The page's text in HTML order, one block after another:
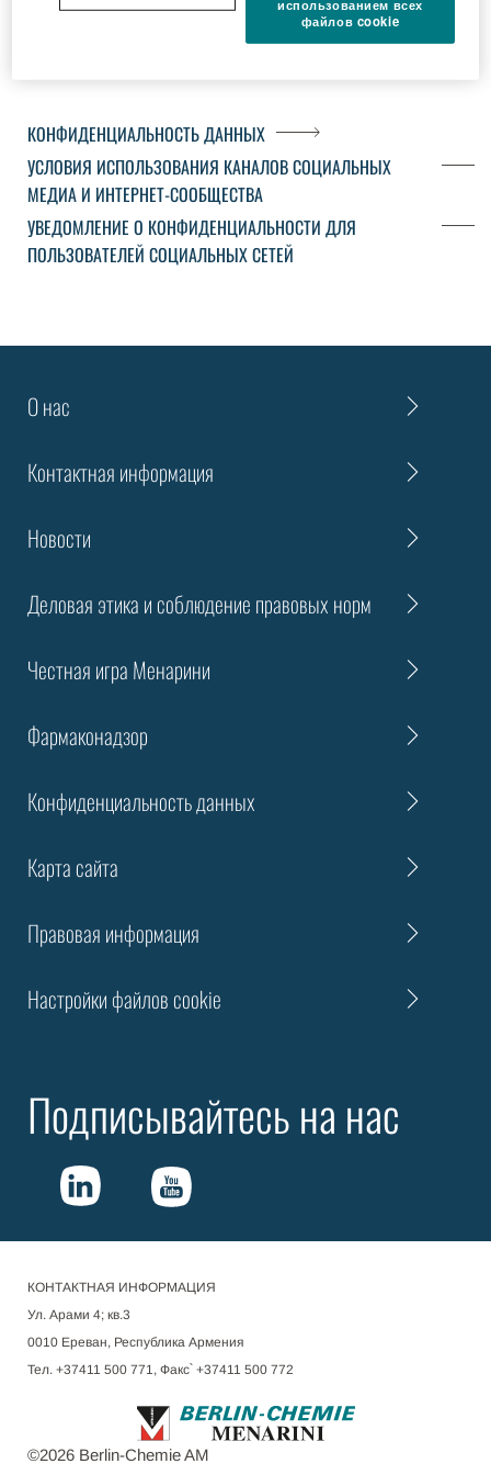
КОНФИДЕНЦИАЛЬНОСТЬ ДАННЫХ
УСЛОВИЯ ИСПОЛЬЗОВАНИЯ КАНАЛОВ СОЦИАЛЬНЫХ
МЕДИА И ИНТЕРНЕТ-СООБЩЕСТВА
УВЕДОМЛЕНИЕ О КОНФИДЕНЦИАЛЬНОСТИ ДЛЯ
ПОЛЬЗОВАТЕЛЕЙ СОЦИАЛЬНЫХ СЕТЕЙ
О нас
Контактная информация
Новости
Деловая этика и соблюдение правовых норм
Честная игра Менарини
Фармаконадзор
Конфиденциальность данных
Карта сайта
Правовая информация
Настройки файлов cookie
Подписывайтесь на нас
КОНТАКТНАЯ ИНФОРМАЦИЯ
Ул. Арами 4; кв.3
0010 Ереван, Республика Армения
Тел. +37411 500 771, Факс՝ +37411 500 772
©2026 Berlin-Chemie AM
использованием всех
файлов cookie